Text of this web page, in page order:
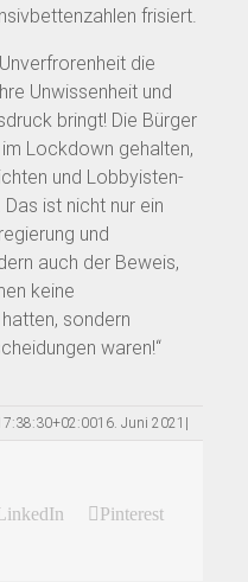
frisiert.
die
Unwissenheit und
bringt! Die Bürger
Lockdown gehalten,
und Lobbyisten-
ist nicht nur ein
und
auch der Beweis,
keine
sondern
waren!“
16. Juni 2021 |
Pinterest